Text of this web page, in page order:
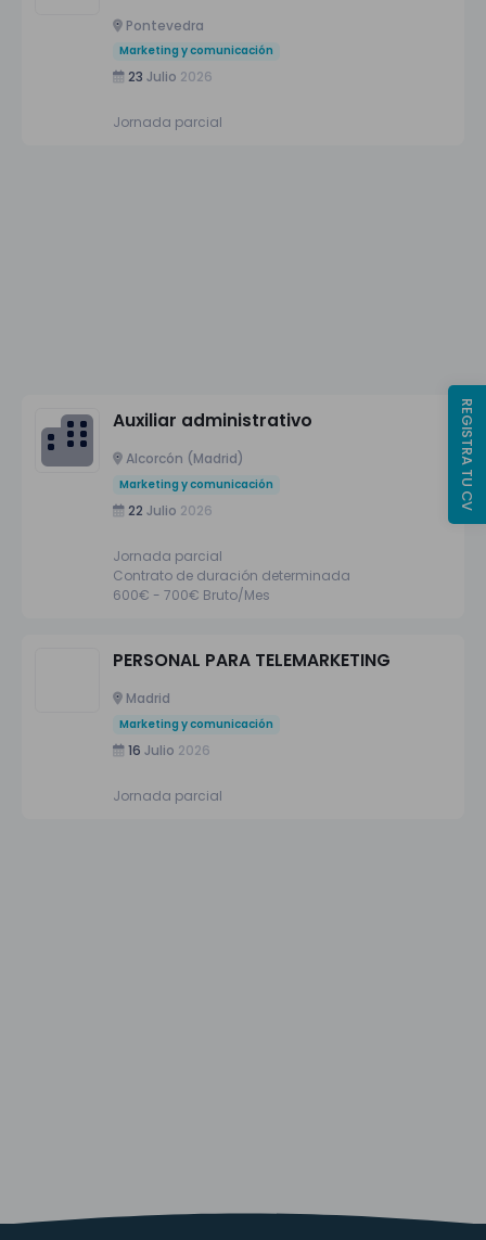
Pontevedra
Marketing y comunicación
23 Julio 2026
Jornada parcial
Auxiliar administrativo
Alcorcón (Madrid)
Marketing y comunicación
22 Julio 2026
Jornada parcial
Contrato de duración determinada
600€ - 700€ Bruto/Mes
PERSONAL PARA TELEMARKETING
Madrid
Marketing y comunicación
16 Julio 2026
Jornada parcial
REGISTRA TU CV